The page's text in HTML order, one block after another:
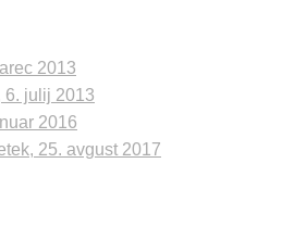
2013
6. julij 2013
2016
25. avgust 2017